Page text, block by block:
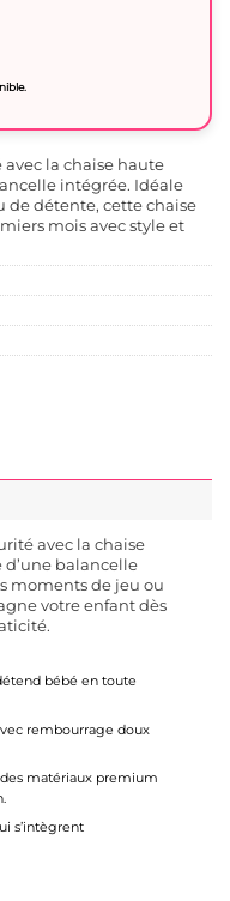
la chaise haute
intégrée. Idéale
de détente, cette chaise
mois avec style et
avec la chaise
d’une balancelle
moments de jeu ou
votre enfant dès
bébé en toute
rembourrage doux
matériaux premium
s’intègrent